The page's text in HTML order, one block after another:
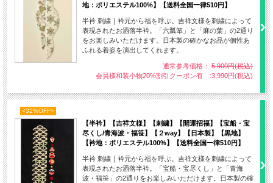
地：ポリエステル100%】【送料全国一律510円】
半衿 刺繍｜衿元から福を呼ぶ。吉祥文様を刺繍によって
表現されたお洒落半衿。「六瓢箪」と「麻の葉」の2通り
をお楽しみいただけます。日本製の確かなお品が個性あ
ふれる着姿を演出してくれます。
通常参考価格： 5,900円(税込)
会員様和装小物20%割引クーポン有 :3,990円(税込)
<32%OFF>
【半衿】【吉祥文様】【刺繍】【開運招福】【宝船・宝
尽くし/青海波・福笹】【２way】【日本製】【黒地】
【衿地：ポリエステル100%】【送料全国一律510円】
半衿 刺繍｜衿元から福を呼ぶ。吉祥文様を刺繍によって
表現されたお洒落半衿。「宝船・宝尽くし」と「青海
波・福笹」の2通りをお楽しみいただけます。日本製の確